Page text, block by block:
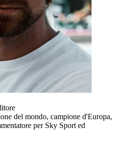
del mondo, campione d'Europa,
per Sky Sport ed